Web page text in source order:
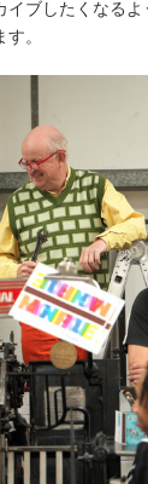
イブしたくなる
。